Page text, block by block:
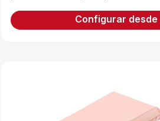
Configurar desde